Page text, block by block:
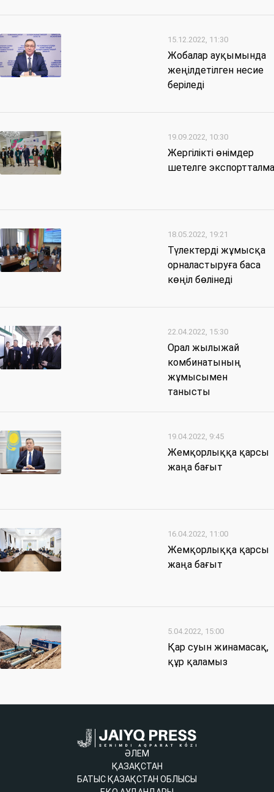
15.12.2022, 11:30
Жобалар ауқымында
жеңілдетілген несие
беріледі
19.09.2022, 10:30
Жергілікті өнімдер
шетелге
18.05.2022, 19:21
Түлектерді жұмысқа
орналастыруға баса
көңіл бөлінеді
22.04.2022, 15:30
Орал жылыжай
комбинатының
жұмысымен
танысты
19.04.2022, 9:45
Жемқорлыққа қарсы
жаңа бағыт
16.04.2022, 11:00
Жемқорлыққа қарсы
жаңа бағыт
5.04.2022, 15:00
Қар суын жинамасақ,
құр қаламыз
ӘЛЕМ
ҚАЗАҚСТАН
БАТЫС ҚАЗАҚСТАН ОБЛЫСЫ